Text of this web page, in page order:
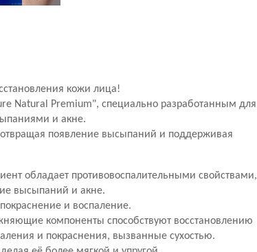
кожи лица!
Natural Premium", специально разработанным для
и акне.
появление высыпаний и поддерживая
обладает противовоспалительными свойствами,
высыпаний и акне.
и воспаление.
компоненты способствуют восстановлению
и покраснения, вызванные сухостью.